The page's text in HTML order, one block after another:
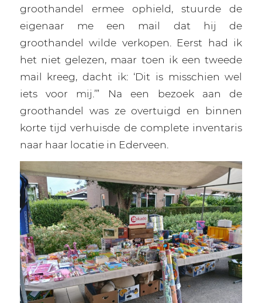
groothandel ermee ophield, stuurde de
eigenaar me een mail dat hij de
groothandel wilde verkopen. Eerst had ik
het niet gelezen, maar toen ik een tweede
mail kreeg, dacht ik: ‘Dit is misschien wel
iets voor mij.’” Na een bezoek aan de
groothandel was ze overtuigd en binnen
korte tijd verhuisde de complete inventaris
naar haar locatie in Ederveen.